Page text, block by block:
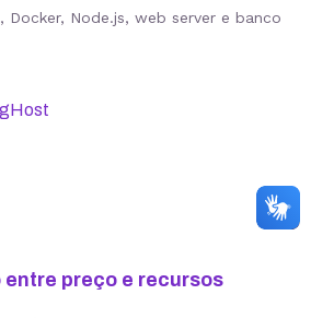
, Docker, Node.js, web server e banco
preço e recursos